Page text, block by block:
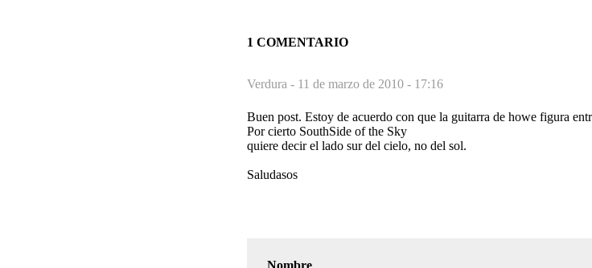
1 COMENTARIO
Verdura - 11 de marzo de 2010 - 17:16
Buen post. Estoy de acuerdo con que la guitarra de howe figura
Por cierto SouthSide of the Sky
quiere decir el lado sur del cielo, no del sol.
Saludasos
Nombre